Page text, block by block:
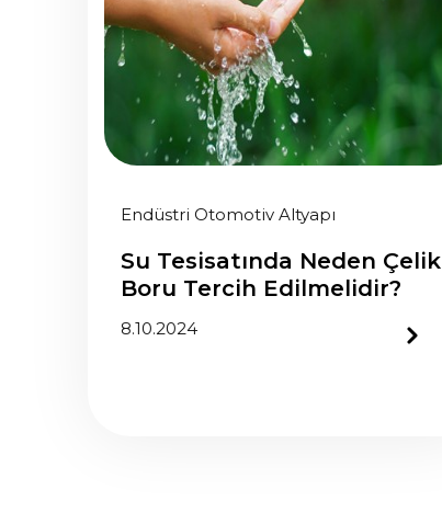
Endüstri Otomotiv Altyapı
Su Tesisatında Neden Çelik
Boru Tercih Edilmelidir?
8.10.2024